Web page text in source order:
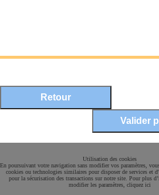
Utilisation des cookies
En poursuivant votre navigation sans modifier vos paramètres,
cookies ou technologies similaires pour disposer de services et
pour la sécurisation des transactions sur notre site. Pour plus
modifier les paramètres, cliquez ici
Paiement sécurisé